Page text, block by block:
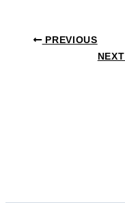
PREVIOUS
NEXT